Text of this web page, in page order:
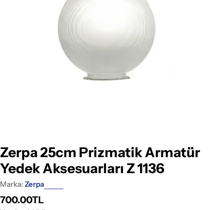
Zerpa 25cm Prizmatik Armatür
Yedek Aksesuarları Z 1136
Marka: Zerpa
Normal
700.00TL